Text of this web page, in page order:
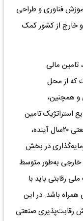
فناوری و طراحی
خارج از کشور کمک
مالی
که از محل
و همچنین،
استراتژیک تامین
می‌شود. برای دستیابی به اهداف توسعه صنعتی ۲۰سال آینده،
در بخش
خارجی به‌‌‌طور متوسط
رقابتی باید با
باشد. در این
رقابت‌‌‌پذیری صنعتی